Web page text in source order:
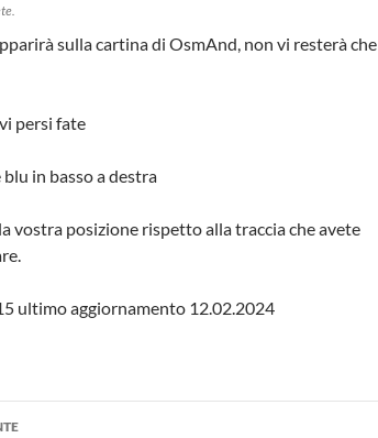
sulla cartina di OsmAnd, non vi resterà che
persi fate
in basso a destra
vostra posizione rispetto alla traccia che avete
ultimo aggiornamento 12.02.2024